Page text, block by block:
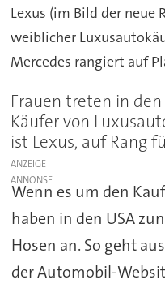
Lexus (im Bild der neue
weiblicher
Mercedes rangiert auf
Frauen treten in
Käufer von
ist Lexus, auf Rang
ANZEIGE
Wenn es um den
haben in den USA
Hosen an. So geht
der Automobil-